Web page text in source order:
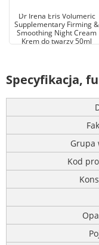
Dr Irena Eris Volumeric
Supplementary Firming &
Smoothing Night Cream
Krem do twarzy 50ml
Specyfikacja,
Grupa
Kod